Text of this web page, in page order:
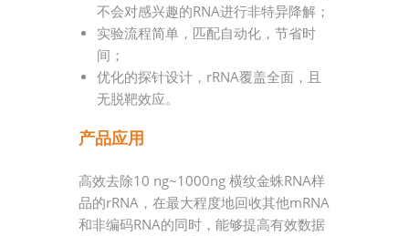
不会对感兴趣的RNA进行非特异降解；
实验流程简单，匹配自动化，节省时
间；
优化的探针设计，rRNA覆盖全面，且
无脱靶效应。
产品应用
高效去除10 ng~1000ng 横纹金蛛RNA样
品的rRNA，在最大程度地回收其他mRNA
和非编码RNA的同时，能够提高有效数据